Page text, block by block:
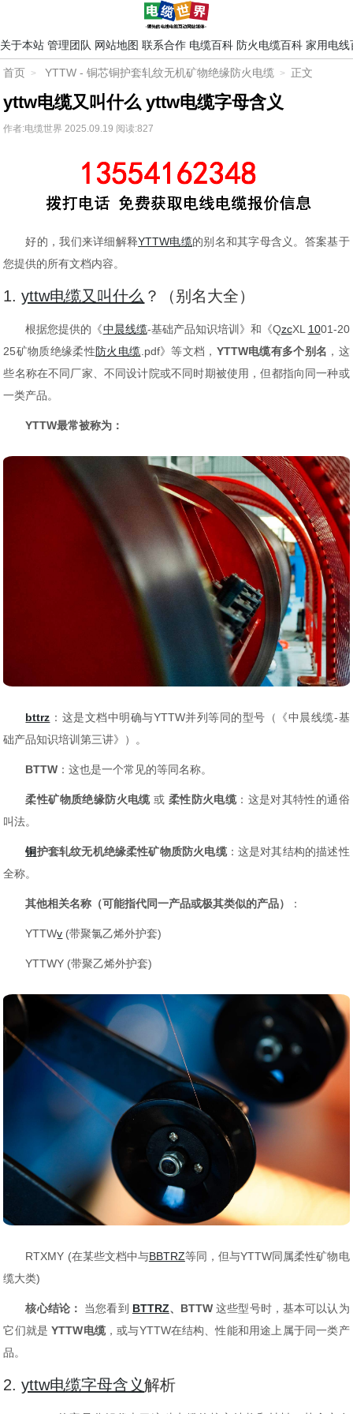
关于本站 管理团队 网站地图 联系合作 电缆百科 防火电缆百科 家用电线
首页 YTTW - 铜芯铜护套轧纹无机矿物绝缘防火电缆 正文
yttw电缆又叫什么 yttw电缆字母含义
作者:电缆世界 2025.09.19 阅读:827
好的，我们来详细解释YTTW电缆的别名和其字母含义。答案基于
您提供的所有文档内容。
1.yttw电缆又叫什么 ？（别名大全）
根据您提供的《中晨线缆-基础产品知识培训》和《QzcXL 1001-20
25矿物质绝缘柔性防火电缆 .pdf》等文档， YTTW电缆有多个别名 ，这
些名称在不同厂家、不同设计院或不同时期被使用，但都指向同一种或
一类产品。
YTTW最常被称为：
bttrz ：这是文档中明确与YTTW并列等同的型号（《中晨线缆-基
础产品知识培训第三讲》）。
BTTW ：这也是一个常见的等同名称。
柔性矿物质绝缘防火电缆或 柔性防火电缆：这是对其特性的通俗
叫法。
铜护套轧纹无机绝缘柔性矿物质防火电缆：这是对其结构的描述性
全称。
其他相关名称（可能指代同一产品或极其类似的产品） ：
YTTWv (带聚氯乙烯外护套)
YTTWY (带聚乙烯外护套)
RTXMY (在某些文档中与BBTRZ等同，但与YTTW同属柔性矿物电
缆大类)
核心结论： 当您看到 BTTRZ、BTTW 这些型号时，基本可以认为
它们就是YTTW电缆，或与YTTW在结构、性能和用途上属于同一类产
品。
2.yttw电缆字母含义解析